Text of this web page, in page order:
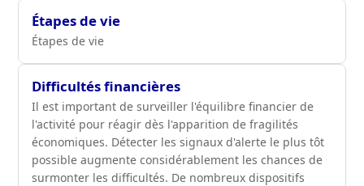
Étapes de vie
Étapes de vie
Difficultés financières
Il est important de surveiller l'équilibre financier de
l'activité pour réagir dès l'apparition de fragilités
économiques. Détecter les signaux d'alerte le plus tôt
possible augmente considérablement les chances de
surmonter les difficultés. De nombreux dispositifs